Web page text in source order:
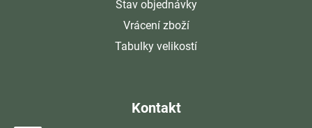
Stav objednávky
Vrácení zboží
Tabulky velikostí
Kontakt